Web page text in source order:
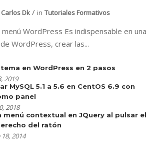
Carlos Dk in Tutoriales Formativos
WordPress Es indispensable en una
WordPress, crear las...
en WordPress en 2 pasos
2019
MySQL 5.1 a 5.6 en CentOS 6.9 con
panel
2018
menú contextual en JQuery al pulsar el
del ratón
2014